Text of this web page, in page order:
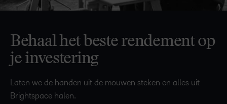
Behaal het beste rendement op
je investering
Laten we de handen uit de mouwen steken en alles uit
Brightspace halen.